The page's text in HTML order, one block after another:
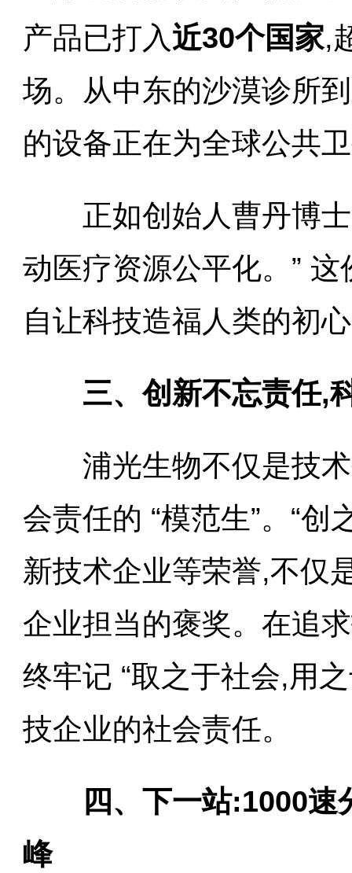
产品已打入近30个国家,
场。从中东的沙漠诊所
的设备正在为全球公共
正如创始人曹丹博士
动医疗资源公平化。”
自让科技造福人类的初
三、创新不忘责任,
浦光生物不仅是技术
会责任的 “模范生”。“
新技术企业等荣誉,不仅
企业担当的褒奖。在追
终牢记 “取之于社会,用
技企业的社会责任。
四、下一站:1000速
峰